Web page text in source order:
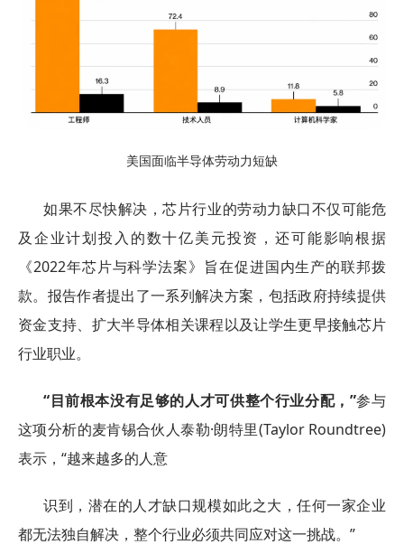
美国面临半导体劳动力短缺
如果不尽快解决，芯片行业的劳动力缺口不仅可能危
及企业计划投入的数十亿美元投资，还可能影响根据
《2022年芯片与科学法案》旨在促进国内生产的联邦拨
款。报告作者提出了一系列解决方案，包括政府持续提供
资金支持、扩大半导体相关课程以及让学生更早接触芯片
行业职业。
“目前根本没有足够的人才可供整个行业分配，”参与
这项分析的麦肯锡合伙人泰勒·朗特里(Taylor Roundtree)
表示，“越来越多的人意
识到，潜在的人才缺口规模如此之大，任何一家企业
都无法独自解决，整个行业必须共同应对这一挑战。”